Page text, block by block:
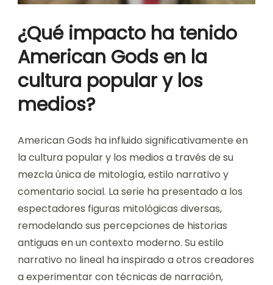
¿Qué impacto ha tenido
American Gods en la
cultura popular y los
medios?
American Gods ha influido significativamente en
la cultura popular y los medios a través de su
mezcla única de mitología, estilo narrativo y
comentario social. La serie ha presentado a los
espectadores figuras mitológicas diversas,
remodelando sus percepciones de historias
antiguas en un contexto moderno. Su estilo
narrativo no lineal ha inspirado a otros creadores
a experimentar con técnicas de narración,